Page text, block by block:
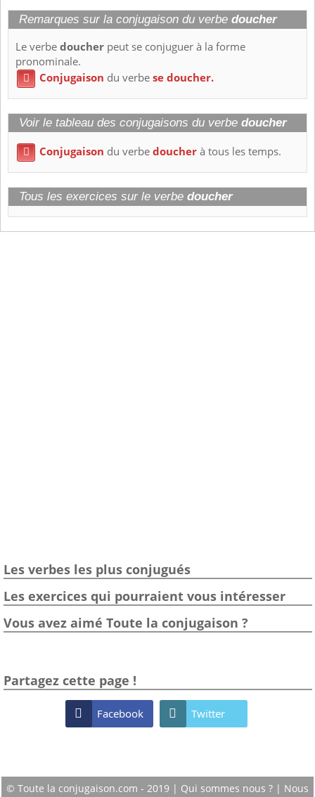
Remarques sur la conjugaison du verbe doucher
Le verbedoucher peut se conjuguer à la forme
pronominale.
 Conjugaison du verbese doucher.
Voir le tableau des conjugaisons du verbe doucher
 Conjugaison du verbedoucherà tous les temps.
Tous les exercices sur le verbe doucher
Les verbes les plus conjugués
Les exercices qui pourraient vous intéresser
Vous avez aimé Toute la conjugaison ?
Partagez cette page !
 Facebook  Twitter
© Toute la conjugaison.com - 2019 | Qui sommes nous ? | Nous